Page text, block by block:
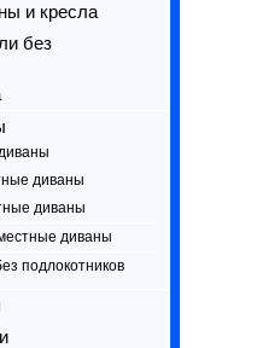
и кресла
без
диваны
диваны
диваны
подлокотников